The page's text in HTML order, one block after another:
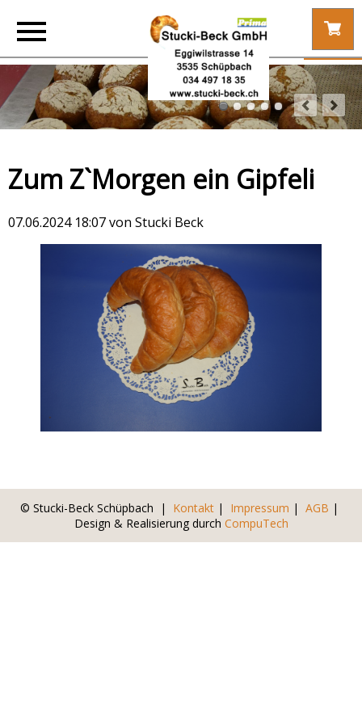
Zum Z`Morgen ein Gipfeli
07.06.2024 18:07von Stucki Beck
© Stucki-Beck Schüpbach | Kontakt | Impressum | AGB |
Design & Realisierung durch CompuTech